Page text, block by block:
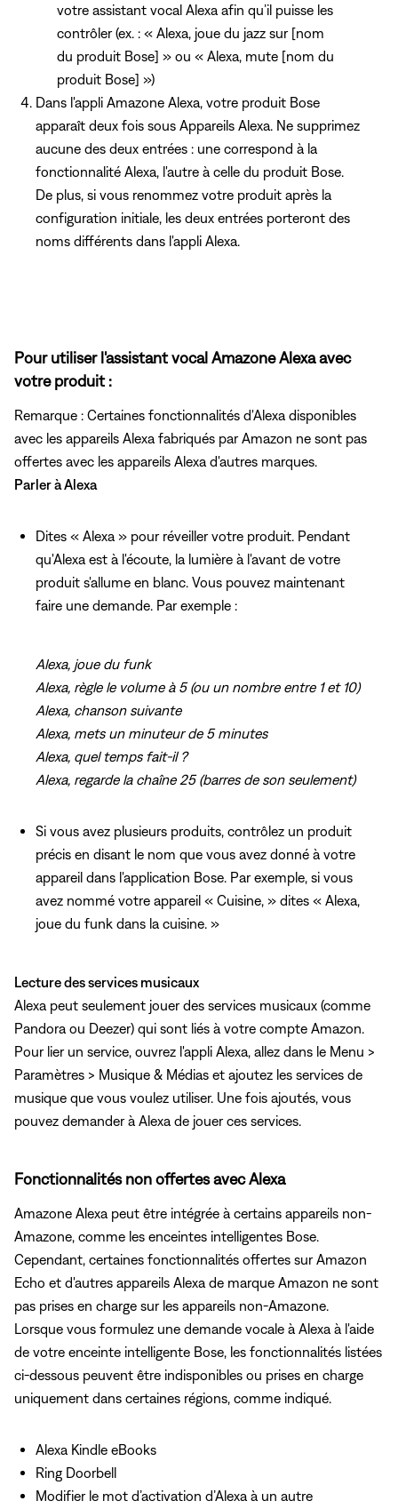
votre assistant vocal Alexa afin qu’il puisse les
contrôler (ex. : « Alexa, joue du jazz sur [nom
du produit Bose] » ou « Alexa, mute [nom du
produit Bose] »)
Dans l'appli Amazone Alexa, votre produit Bose
apparaît deux fois sous Appareils Alexa. Ne supprimez
aucune des deux entrées : une correspond à la
fonctionnalité Alexa, l'autre à celle du produit Bose.
De plus, si vous renommez votre produit après la
configuration initiale, les deux entrées porteront des
noms différents dans l'appli Alexa.
Pour utiliser l'assistant vocal Amazone Alexa avec
votre produit :
Remarque : Certaines fonctionnalités d'Alexa disponibles
avec les appareils Alexa fabriqués par Amazon ne sont pas
offertes avec les appareils Alexa d'autres marques.
Parler à Alexa
Dites « Alexa » pour réveiller votre produit. Pendant
qu'Alexa est à l'écoute, la lumière à l'avant de votre
produit s'allume en blanc. Vous pouvez maintenant
faire une demande. Par exemple :
Alexa, joue du funk
Alexa, règle le volume à 5 (ou un nombre entre 1 et 10)
Alexa, chanson suivante
Alexa, mets un minuteur de 5 minutes
Alexa, quel temps fait-il ?
Alexa, regarde la chaîne 25 (barres de son seulement)
Si vous avez plusieurs produits, contrôlez un produit
précis en disant le nom que vous avez donné à votre
appareil dans l'application Bose. Par exemple, si vous
avez nommé votre appareil « Cuisine, » dites « Alexa,
joue du funk dans la cuisine. »
Lecture des services musicaux
Alexa peut seulement jouer des services musicaux (comme
Pandora ou Deezer) qui sont liés à votre compte Amazon.
Pour lier un service, ouvrez l'appli Alexa, allez dans le Menu >
Paramètres > Musique & Médias et ajoutez les services de
musique que vous voulez utiliser. Une fois ajoutés, vous
pouvez demander à Alexa de jouer ces services.
Fonctionnalités non offertes avec Alexa
Amazone Alexa peut être intégrée à certains appareils non-
Amazone, comme les enceintes intelligentes Bose.
Cependant, certaines fonctionnalités offertes sur Amazon
Echo et d'autres appareils Alexa de marque Amazon ne sont
pas prises en charge sur les appareils non-Amazone.
Lorsque vous formulez une demande vocale à Alexa à l'aide
de votre enceinte intelligente Bose, les fonctionnalités listées
ci-dessous peuvent être indisponibles ou prises en charge
uniquement dans certaines régions, comme indiqué.
Alexa Kindle eBooks
Ring Doorbell
Modifier le mot d’activation d’Alexa à un autre